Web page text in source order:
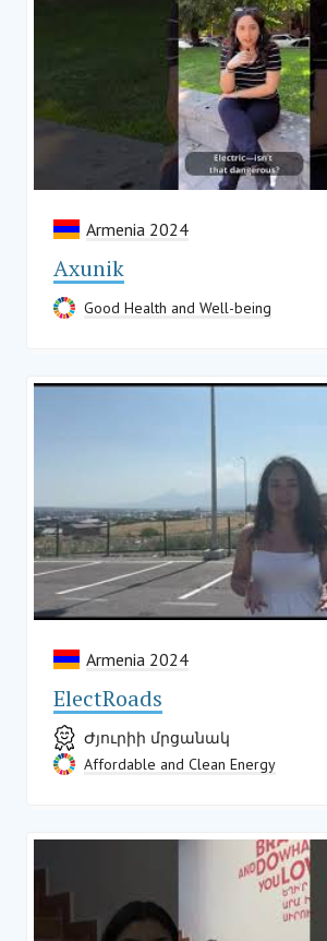
Armenia 2024
Axunik
Good Health and Well-being
Armenia 2024
ElectRoads
Ժյուրիի մրցանակ
Affordable and Clean Energy